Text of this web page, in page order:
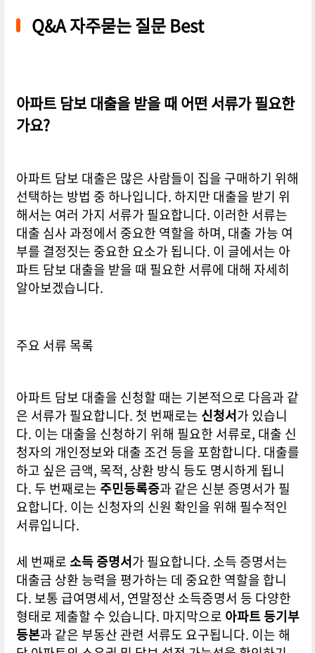
Q&A 자주묻는 질문 Best
아파트 담보 대출을 받을 때 어떤 서류가 필요한
가요?
아파트 담보 대출은 많은 사람들이 집을 구매하기 위해
선택하는 방법 중 하나입니다. 하지만 대출을 받기 위
해서는 여러 가지 서류가 필요합니다. 이러한 서류는
대출 심사 과정에서 중요한 역할을 하며, 대출 가능 여
부를 결정짓는 중요한 요소가 됩니다. 이 글에서는 아
파트 담보 대출을 받을 때 필요한 서류에 대해 자세히
알아보겠습니다.
주요 서류 목록
아파트 담보 대출을 신청할 때는 기본적으로 다음과 같
은 서류가 필요합니다. 첫 번째로는 신청서가 있습니
다. 이는 대출을 신청하기 위해 필요한 서류로, 대출 신
청자의 개인정보와 대출 조건 등을 포함합니다. 대출를
하고 싶은 금액, 목적, 상환 방식 등도 명시하게 됩니
다. 두 번째로는 주민등록증과 같은 신분 증명서가 필
요합니다. 이는 신청자의 신원 확인을 위해 필수적인
서류입니다.
세 번째로 소득 증명서가 필요합니다. 소득 증명서는
대출금 상환 능력을 평가하는 데 중요한 역할을 합니
다. 보통 급여명세서, 연말정산 소득증명서 등 다양한
형태로 제출할 수 있습니다. 마지막으로 아파트 등기부
등본과 같은 부동산 관련 서류도 요구됩니다. 이는 해